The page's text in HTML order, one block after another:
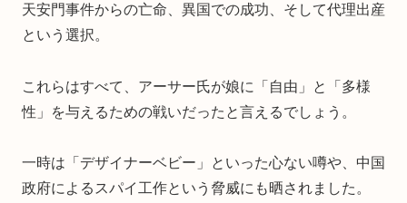
天安門事件からの亡命、異国での成功、そして代理出産
という選択。
これらはすべて、アーサー氏が娘に「自由」と「多様
性」を与えるための戦いだったと言えるでしょう。
一時は「デザイナーベビー」といった心ない噂や、中国
政府によるスパイ工作という脅威にも晒されました。